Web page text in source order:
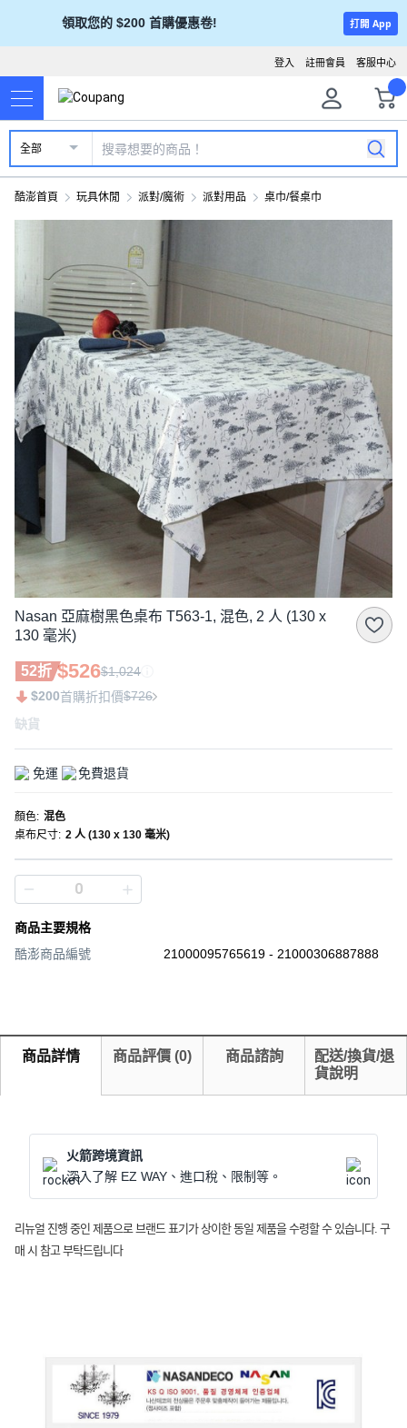
領取您的 $200 首購優惠卷! 打開 App
客服中心
註冊會員
登入
全部
酷澎首頁 玩具休閒 派對/魔術 派對用品 桌巾/餐桌巾
Nasan 亞麻樹黑色桌布 T563-1, 混色, 2 人 (130 x
130 毫米)
52折 $526$1,024
$200首購折扣價$726
缺貨
免運 免費退貨
顏色: 混色
桌布尺寸: 2 人 (130 x 130 毫米)
商品主要規格
酷澎商品編號
21000095765619 - 21000306887888
商品詳情 商品評價 (0) 商品諮詢
配送/換貨/退
貨說明
火箭跨境資訊
深入了解 EZ WAY、進口稅、限制等。
리뉴얼 진행 중인 제품으로 브랜드 표기가 상이한 동일 제품을 수령할 수 있습니다. 구
매 시 참고 부탁드립니다